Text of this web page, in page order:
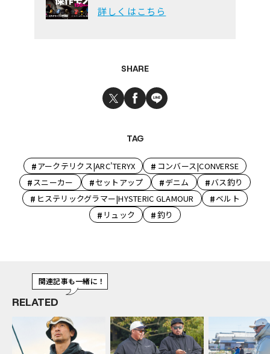
詳しくはこちら
SHARE
TAG
#アークテリクス|ARC'TERYX # コンバース|CONVERSE
#スニーカー #セットアップ #デニム #バス釣り
# ヒステリックグラマー|HYSTERIC GLAMOUR #ベルト
# リュック #釣り
RELATED
関連記事も一緒に！